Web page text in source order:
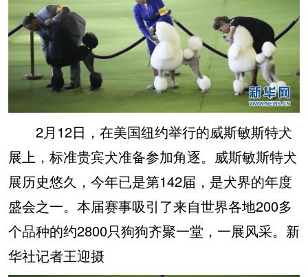
2月12日，在美国纽约举行的威斯敏斯特犬
展上，标准贵宾犬准备参加角逐。威斯敏斯特犬
展历史悠久，今年已是第142届，是犬界的年度
盛会之一。本届赛事吸引了来自世界各地200多
个品种的约2800只狗狗齐聚一堂，一展风采。新
华社记者王迎摄